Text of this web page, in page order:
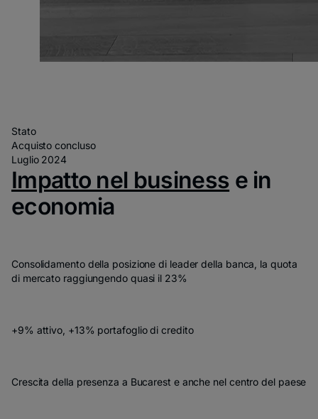
Stato
Acquisto concluso
Luglio 2024
Impatto nel business e in
economia
Consolidamento della posizione di leader della banca, la quota
di mercato raggiungendo quasi il 23%
+9% attivo, +13% portafoglio di credito
Crescita della presenza a Bucarest e anche nel centro del paese